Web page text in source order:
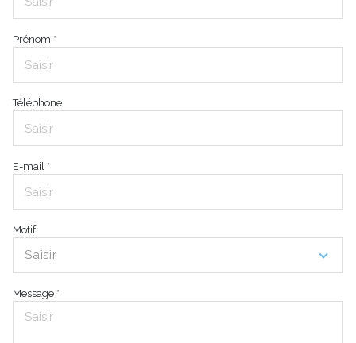
Prénom *
Téléphone
E-mail *
Motif
Saisir
Message *